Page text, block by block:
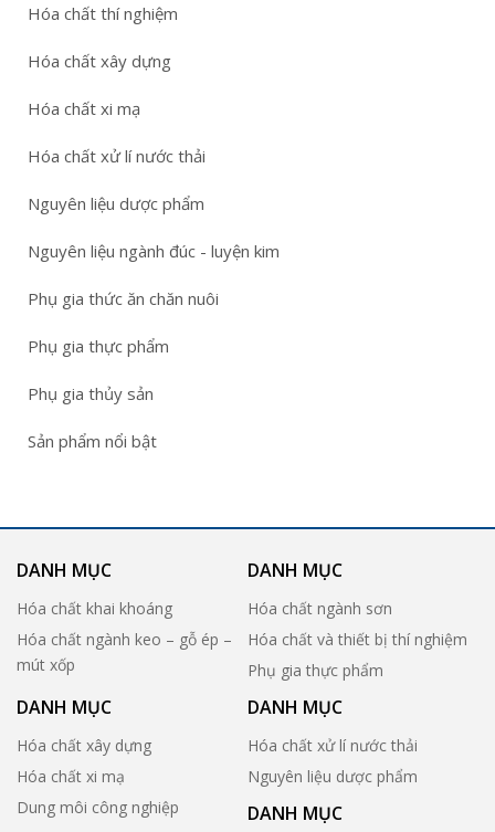
Hóa chất thí nghiệm
Hóa chất xây dựng
Hóa chất xi mạ
Hóa chất xử lí nước thải
Nguyên liệu dược phẩm
Nguyên liệu ngành đúc - luyện kim
Phụ gia thức ăn chăn nuôi
Phụ gia thực phẩm
Phụ gia thủy sản
Sản phẩm nổi bật
DANH MỤC
Hóa chất khai khoáng
Hóa chất ngành keo – gỗ ép –
mút xốp
DANH MỤC
Hóa chất ngành sơn
Hóa chất và thiết bị thí nghiệm
Phụ gia thực phẩm
DANH MỤC
Hóa chất xây dựng
Hóa chất xi mạ
Dung môi công nghiệp
DANH MỤC
Hóa chất xử lí nước thải
Nguyên liệu dược phẩm
DANH MỤC